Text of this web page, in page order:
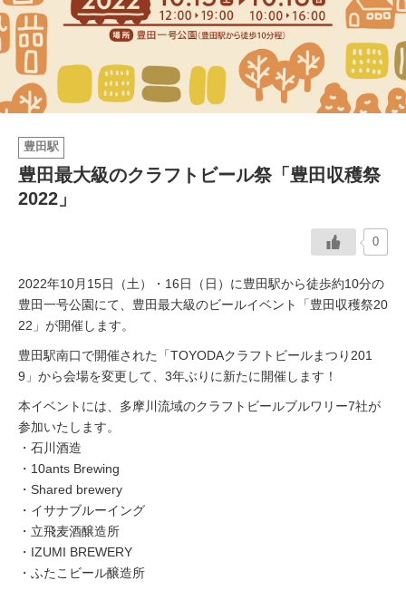
イベント情報
おしらせ
駅から 探す
豊田駅
豊田最大級のクラフトビール祭「豊田収穫祭
2022」
0
2022年10月15日（土）・16日（日）に豊田駅から徒歩約10分の
豊田一号公園にて、豊田最大級のビールイベント「豊田収穫祭20
22」が開催します。
豊田駅南口で開催された「TOYODAクラフトビールまつり201
9」から会場を変更して、3年ぶりに新たに開催します！
本イベントには、多摩川流域のクラフトビールブルワリー7社が
参加いたします。
・石川酒造
・10ants Brewing
・Shared brewery
・イサナブルーイング
・立飛麦酒醸造所
・IZUMI BREWERY
・ふたこビール醸造所